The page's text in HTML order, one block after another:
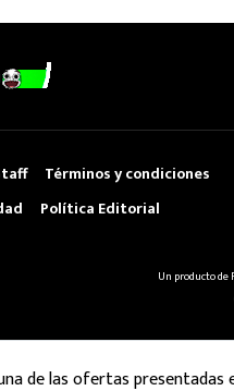
Términos y condiciones
Política Editorial
Un producto de
de las ofertas presentadas